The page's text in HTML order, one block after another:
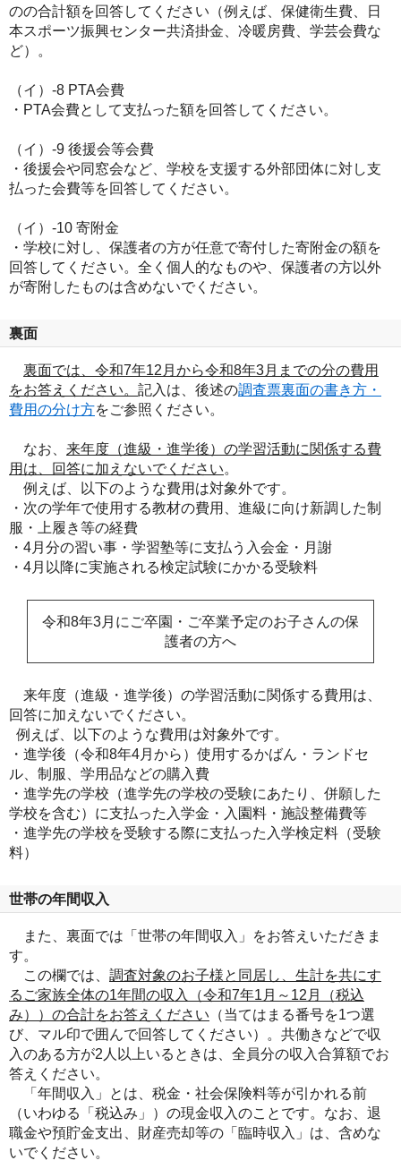
のの合計額を回答してください（例えば、保健衛生費、日
本スポーツ振興センター共済掛金、冷暖房費、学芸会費な
ど）。
（イ）-8 PTA会費
・PTA会費として支払った額を回答してください。
（イ）-9 後援会等会費
・後援会や同窓会など、学校を支援する外部団体に対し支
払った会費等を回答してください。
（イ）-10 寄附金
・学校に対し、保護者の方が任意で寄付した寄附金の額を
回答してください。全く個人的なものや、保護者の方以外
が寄附したものは含めないでください。
裏面
裏面では、令和7年12月から令和8年3月までの分の費用
をお答えください。 記入は、後述の調査票裏面の書き方・
費用の分け方をご参照ください。
なお、 来年度（進級・進学後）の学習活動に関係する費
用は、回答に加えないでください。
例えば、以下のような費用は対象外です。
・次の学年で使用する教材の費用、進級に向け新調した制
服・上履き等の経費
・4月分の習い事・学習塾等に支払う入会金・月謝
・4月以降に実施される検定試験にかかる受験料
令和8年3月にご卒園・ご卒業予定のお子さんの保
護者の方へ
来年度（進級・進学後）の学習活動に関係する費用は、
回答に加えないでください。
例えば、以下のような費用は対象外です。
・進学後（令和8年4月から）使用するかばん・ランドセ
ル、制服、学用品などの購入費
・進学先の学校（進学先の学校の受験にあたり、併願した
学校を含む）に支払った入学金・入園料・施設整備費等
・進学先の学校を受験する際に支払った入学検定料（受験
料）
世帯の年間収入
また、裏面では「世帯の年間収入」をお答えいただきま
す。
この欄では、 調査対象のお子様と同居し、生計を共にす
るご家族全体の1年間の収入（令和7年1月～12月（税込
み））の合計をお答えください （当てはまる番号を1つ選
び、マル印で囲んで回答してください）。共働きなどで収
入のある方が2人以上いるときは、全員分の収入合算額でお
答えください。
「年間収入」とは、税金・社会保険料等が引かれる前
（いわゆる「税込み」）の現金収入のことです。なお、退
職金や預貯金支出、財産売却等の「臨時収入」は、含めな
いでください。